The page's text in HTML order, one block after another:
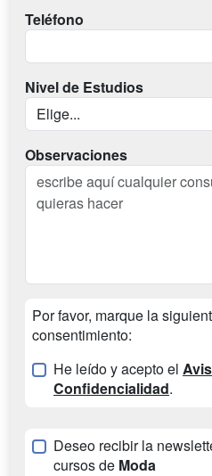
Teléfono
Nivel de Estudios
Observaciones
Por favor, marque la
consentimiento:
He leído y acepto el
Confidencialidad.
Deseo recibir la
cursos de Moda